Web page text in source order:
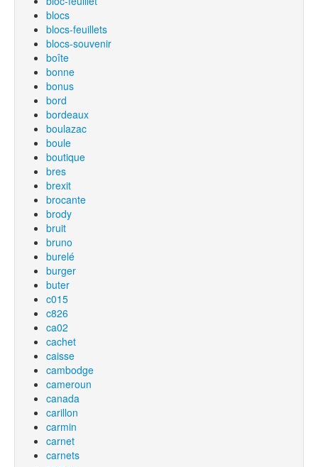
blocs
blocs-feuillets
blocs-souvenir
boîte
bonne
bonus
bord
bordeaux
boulazac
boule
boutique
bres
brexit
brocante
brody
bruit
bruno
burelé
burger
buter
c015
c826
ca02
cachet
caisse
cambodge
cameroun
canada
carillon
carmin
carnet
carnets